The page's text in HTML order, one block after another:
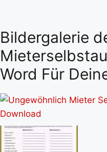
Bildergalerie
Word Für